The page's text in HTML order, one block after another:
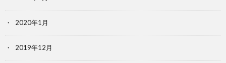
2020年1月
2019年12月